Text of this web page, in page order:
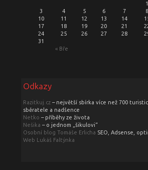
« Bře
1
3
4 5 6 7 8
10
11 12 13 14
17
18 19 20 21
24
25 26 27 28
31
Odkazy
Razitkuj.cz– největší sbírka více než 700
sběratele a nadšence
Netko – příběhy ze života
Nešika – o jednom „šikulovi“
Osobní blog Tomáše Erlicha SEO, Adsense,
Web Lukáš Faltýnka